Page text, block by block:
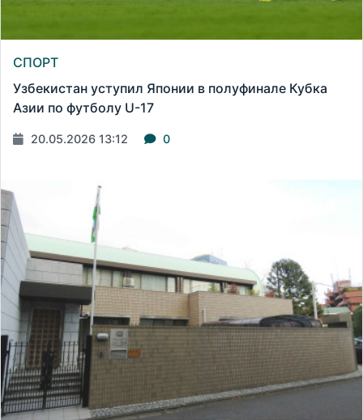
СПОРТ
Узбекистан уступил Японии в полуфинале Кубка
Азии по футболу U-17
20.05.2026 13:12 0